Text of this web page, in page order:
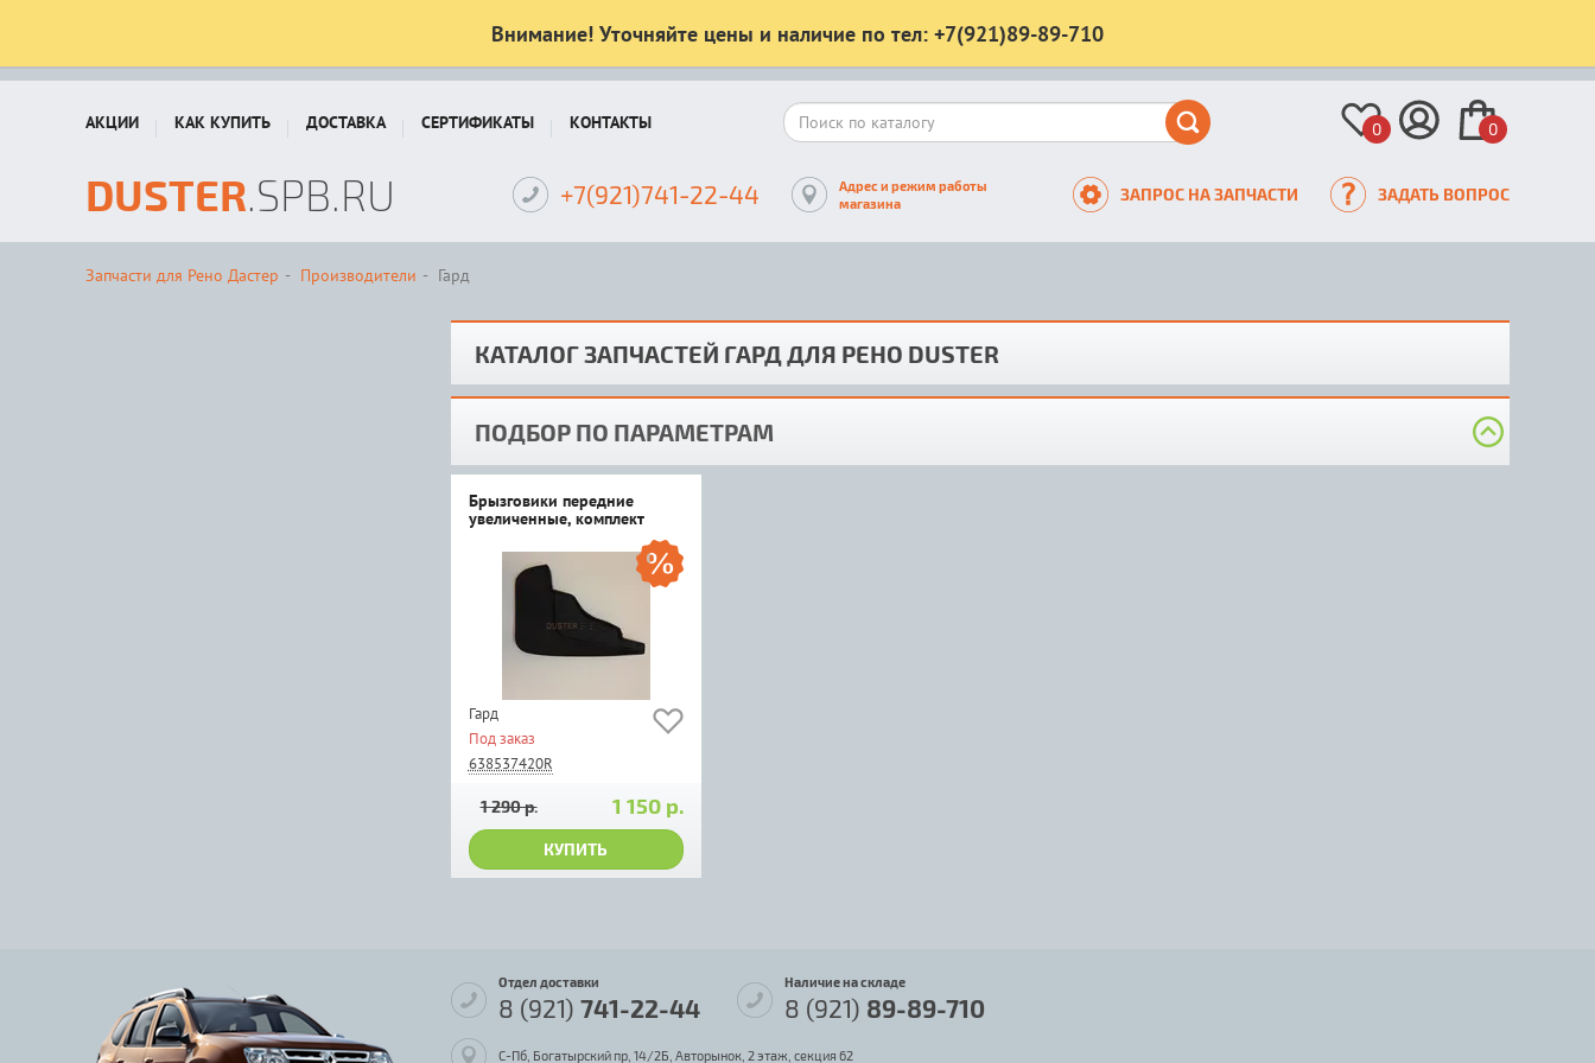
Внимание! Уточняйте цены и наличие по тел: +7(921)89-89-710
АКЦИИ КАК КУПИТЬ ДОСТАВКА СЕРТИФИКАТЫ КОНТАКТЫ 0 0
DUSTER.SPB.RU +7(921)741-22-44
Адрес и режим работы
магазина
ЗАПРОС НА ЗАПЧАСТИ ЗАДАТЬ ВОПРОС
Запчасти для Рено Дастер Производители Гард
КАТАЛОГ ЗАПЧАСТЕЙ ГАРД ДЛЯ РЕНО DUSTER
ПОДБОР ПО ПАРАМЕТРАМ
Брызговики передние
увеличенные, комплект
Гард
Под заказ
638537420R
1 150 р.
1 290 р.
КУПИТЬ
Отдел доставки
8 (921) 741-22-44
Наличие на складе
8 (921) 89-89-710
С-Пб, Богатырский пр, 14/2Б, Авторынок, 2 этаж, секция 62